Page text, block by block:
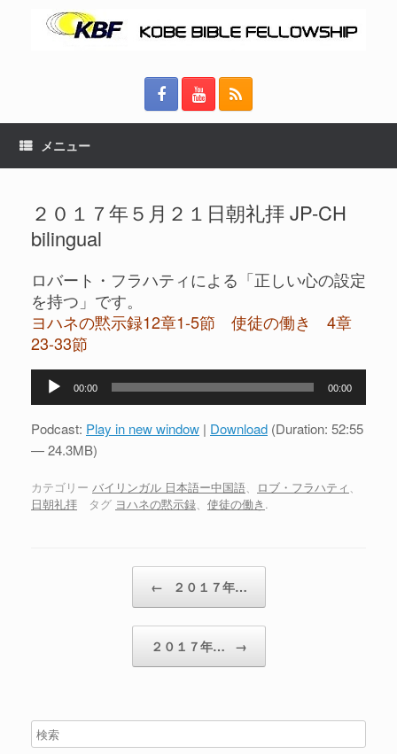
メニュー
２０１７年５月２１日朝礼拝 JP-CH
bilingual
ロバート・フラハティによる「正しい心の設定
を持つ」です。
ヨハネの黙示録12章1-5節 使徒の働き 4章
23-33節
プ
ヤ
ー
00:00 00:00
Podcast: Play in new window | Download (Duration: 52:55
— 24.3MB)
カテゴリー バイリンガル 日本語ー中国語、 ロブ・フラハティ、
日朝礼拝 タグ ヨハネの黙示録、 使徒の働き .
← ２０１７年…
２０１７年… →